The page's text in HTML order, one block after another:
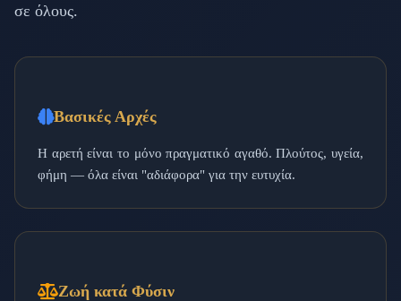
σε όλους.
Βασικές Αρχές
Η αρετή είναι το μόνο πραγματικό αγαθό. Πλούτος, υγεία,
φήμη — όλα είναι "αδιάφορα" για την ευτυχία.
Ζωή κατά Φύσιν